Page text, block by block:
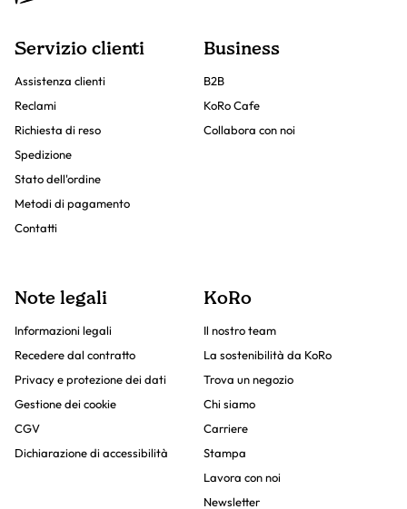
Servizio clienti
Assistenza clienti
Reclami
Richiesta di reso
Spedizione
Stato dell'ordine
Metodi di pagamento
Contatti
Business
B2B
KoRo Cafe
Collabora con noi
Note legali
Informazioni legali
Recedere dal contratto
Privacy e protezione dei dati
Gestione dei cookie
CGV
Dichiarazione di accessibilità
KoRo
Il nostro team
La sostenibilità da KoRo
Trova un negozio
Chi siamo
Carriere
Stampa
Lavora con noi
Newsletter